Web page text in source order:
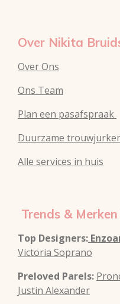
Over Nikita
Over Ons
Ons Team
Plan een pasafspraak
Duurzame
Alle services in huis
Trends &
Top Designers:
Victoria Soprano
Preloved Parels:
Justin Alexander